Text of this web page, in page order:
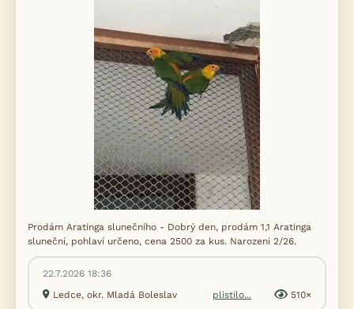
Prodám Aratinga slunečního - Dobrý den, prodám 1,1 Aratinga
sluneční, pohlaví určeno, cena 2500 za kus. Narozeni 2/26.
22.7.2026 18:36
Ledce, okr. Mladá Boleslav
plistilo... 510×